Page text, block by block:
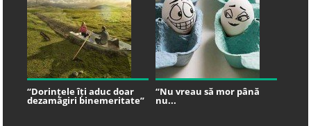
“Dorințele îți aduc doar
dezamăgiri binemeritate”
“Nu vreau să mor până
nu...